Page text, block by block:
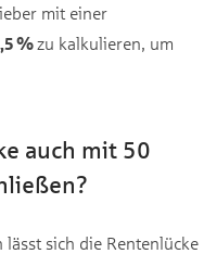
mit einer
%zu kalkulieren, um
auch mit 50
sich die Rentenlücke